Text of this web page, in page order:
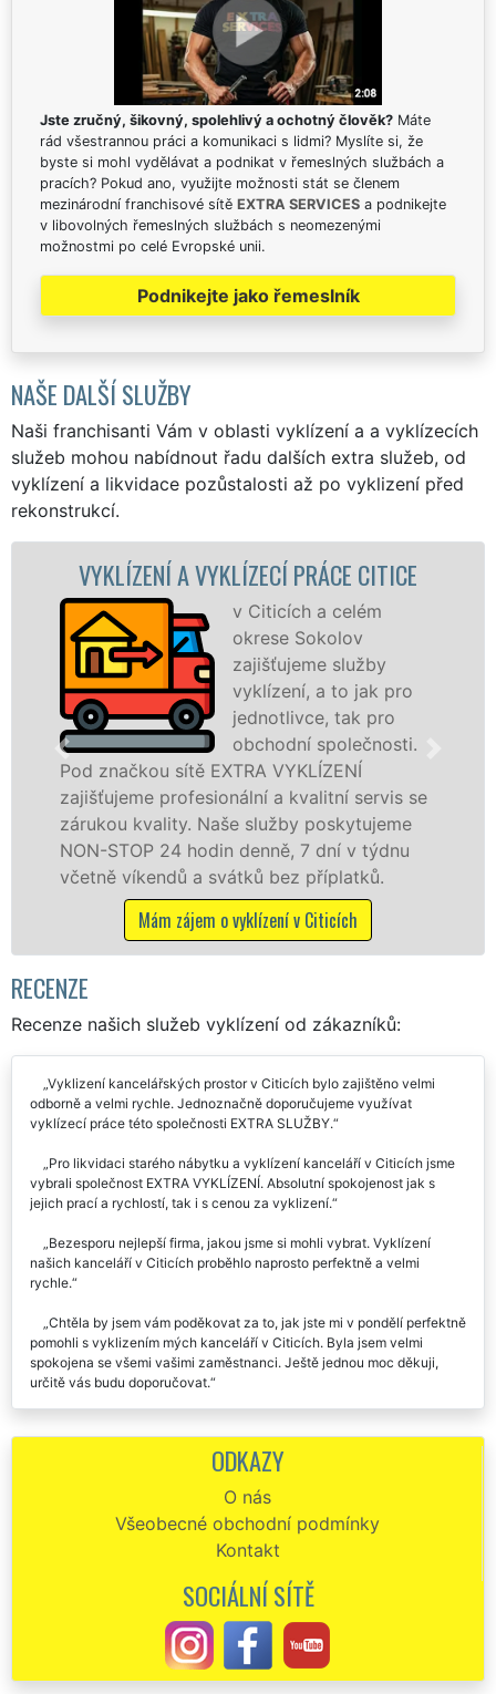
Jste zručný, šikovný, spolehlivý a ochotný člověk? Máte
rád všestrannou práci a komunikaci s lidmi? Myslíte si, že
byste si mohl vydělávat a podnikat v řemeslných službách a
pracích? Pokud ano, využijte možnosti stát se členem
mezinárodní franchisové sítě EXTRA SERVICES a podnikejte
v libovolných řemeslných službách s neomezenými
možnostmi po celé Evropské unii.
Podnikejte jako řemeslník
NAŠE DALŠÍ SLUŽBY
Naši franchisanti Vám v oblasti vyklízení a a vyklízecích
služeb mohou nabídnout řadu dalších extra služeb, od
vyklízení a likvidace pozůstalosti až po vyklizení před
rekonstrukcí.
PRÁCE CITICE
Citicích a celém
Sokolov
služby
a to jak pro
tak pro
společnosti.
VYKLÍZENÍ
a kvalitní servis se
služby poskytujeme
7 dní v týdnu
bez příplatků.
VYKLÍZECÍ PRÁCE
v Citicích a okolí.
jak fyzickým, tak
zárukou kvalitně
STOP bez dalších
Mám zájem o
RECENZE
Recenze našich služeb vyklízení od zákazníků:
Vyklizení kancelářských prostor v Citicích bylo zajištěno velmi
odborně a velmi rychle. Jednoznačně doporučujeme využívat
vyklízecí práce této společnosti EXTRA SLUŽBY.
Pro likvidaci starého nábytku a vyklízení kanceláří v Citicích jsme
vybrali společnost EXTRA VYKLÍZENÍ. Absolutní spokojenost jak s
jejich prací a rychlostí, tak i s cenou za vyklizení.
Bezesporu nejlepší firma, jakou jsme si mohli vybrat. Vyklízení
našich kanceláří v Citicích proběhlo naprosto perfektně a velmi
rychle.
Chtěla by jsem vám poděkovat za to, jak jste mi v pondělí perfektně
pomohli s vyklizením mých kanceláří v Citicích. Byla jsem velmi
spokojena se všemi vašimi zaměstnanci. Ještě jednou moc děkuji,
určitě vás budu doporučovat.
této společnosti, která nám včera zajišťovala vyklízení kanceláří v
Citicích. Byli jsme skutečně stoprocentně spokojeni se servisem, který
ODKAZY
O nás
Všeobecné obchodní podmínky
Kontakt
SOCIÁLNÍ SÍTĚ